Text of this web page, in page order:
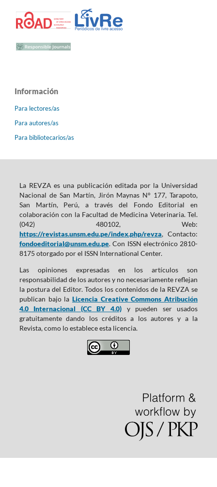
Información
Para lectores/as
Para autores/as
Para bibliotecarios/as
La REVZA es una publicación editada por la Universidad
Nacional de San Martín, Jirón Maynas N° 177, Tarapoto,
San Martín, Perú, a través del Fondo Editorial en
colaboración con la Facultad de Medicina Veterinaria. Tel.
(042) 480102, Web:
https://revistas.unsm.edu.pe/index.php/revza, Contacto:
fondoeditorial@unsm.edu.pe. Con ISSN electrónico 2810-
8175 otorgado por el ISSN International Center.
Las opiniones expresadas en los artículos son
responsabilidad de los autores y no necesariamente reflejan
la postura del Editor. Todos los contenidos de la REVZA se
publican bajo la Licencia Creative Commons Atribución
4.0 Internacional (CC BY 4.0) y pueden ser usados
gratuitamente dando los créditos a los autores y a la
Revista, como lo establece esta licencia.